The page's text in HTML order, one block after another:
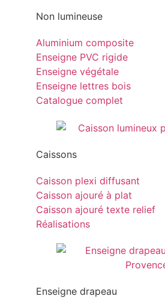
Non lumineuse
Aluminium composite
Enseigne PVC rigide
Enseigne végétale
Enseigne lettres bois
Catalogue complet
Caissons
Caisson plexi diffusant
Caisson ajouré à plat
Caisson ajouré texte relief
Réalisations
Enseigne drapeau